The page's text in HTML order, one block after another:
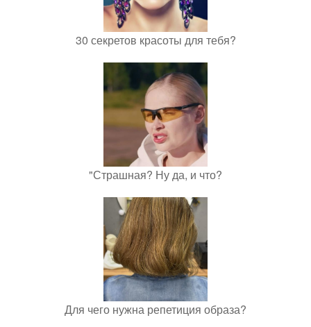
30 секретов красоты для тебя?
"Страшная? Ну да, и что?
Для чего нужна репетиция образа?